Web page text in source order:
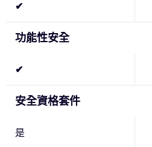
✔
功能性安全
✔
安全資格套件
是